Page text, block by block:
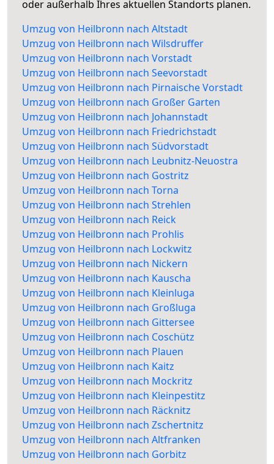
oder außerhalb Ihres aktuellen Standorts planen.
Umzug von Heilbronn nach Altstadt
Umzug von Heilbronn nach Wilsdruffer
Umzug von Heilbronn nach Vorstadt
Umzug von Heilbronn nach Seevorstadt
Umzug von Heilbronn nach Pirnaische Vorstadt
Umzug von Heilbronn nach Großer Garten
Umzug von Heilbronn nach Johannstadt
Umzug von Heilbronn nach Friedrichstadt
Umzug von Heilbronn nach Südvorstadt
Umzug von Heilbronn nach Leubnitz-Neuostra
Umzug von Heilbronn nach Gostritz
Umzug von Heilbronn nach Torna
Umzug von Heilbronn nach Strehlen
Umzug von Heilbronn nach Reick
Umzug von Heilbronn nach Prohlis
Umzug von Heilbronn nach Lockwitz
Umzug von Heilbronn nach Nickern
Umzug von Heilbronn nach Kauscha
Umzug von Heilbronn nach Kleinluga
Umzug von Heilbronn nach Großluga
Umzug von Heilbronn nach Gittersee
Umzug von Heilbronn nach Coschütz
Umzug von Heilbronn nach Plauen
Umzug von Heilbronn nach Kaitz
Umzug von Heilbronn nach Mockritz
Umzug von Heilbronn nach Kleinpestitz
Umzug von Heilbronn nach Räcknitz
Umzug von Heilbronn nach Zschertnitz
Umzug von Heilbronn nach Altfranken
Umzug von Heilbronn nach Gorbitz